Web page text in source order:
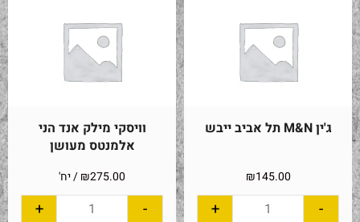
ג'ין M&N תל אביב ייבש
₪145.00
-
+
וויסקי מילק אנד הני
אלמנטס מעושן
₪275.00 / יח'
-
+